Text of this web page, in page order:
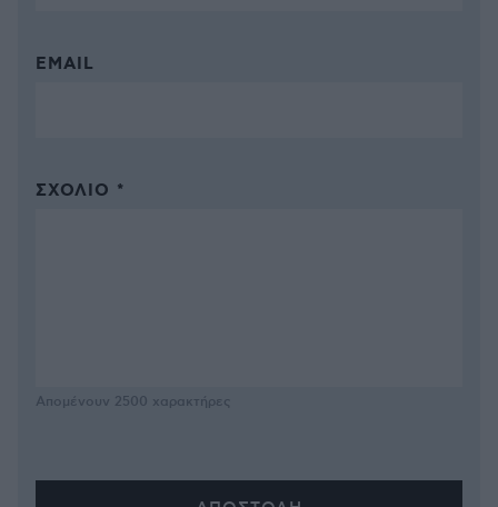
EMAIL
ΣΧΌΛΙΟ *
Απομένουν 2500 χαρακτήρες